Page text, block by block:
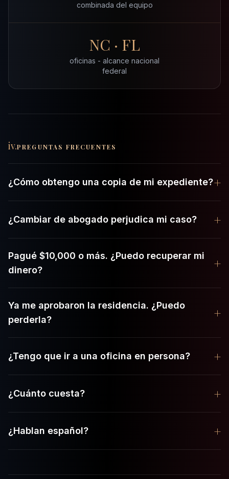
combinada del equipo
NC · FL
oficinas - alcance nacional
federal
iv.PREGUNTAS FRECUENTES
¿Cómo obtengo una copia de mi expediente?+
¿Cambiar de abogado perjudica mi caso? +
Pagué $10,000 o más. ¿Puedo recuperar mi
dinero?
+
Ya me aprobaron la residencia. ¿Puedo
perderla?
+
¿Tengo que ir a una oficina en persona? +
¿Cuánto cuesta? +
¿Hablan español? +